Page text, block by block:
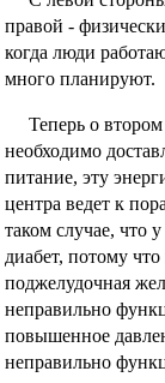
правой -
когда люди
много планируют.
Теперь о
необходимо
питание, эту
центра ведет к
таком случае, что
диабет, потому
поджелудочная
неправильно
повышенное
неправильно